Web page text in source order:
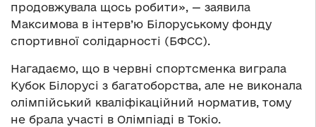
продовжувала щось робити», — заявила
Максимова в інтерв’ю Білоруському фонду
спортивної солідарності (БФСС).
Нагадаємо, що в червні спортсменка виграла
Кубок Білорусі з багатоборства, але не виконала
олімпійський кваліфікаційний норматив, тому
не брала участі в Олімпіаді в Токіо.